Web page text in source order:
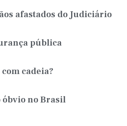
afastados do Judiciário
pública
cadeia?
óbvio no Brasil